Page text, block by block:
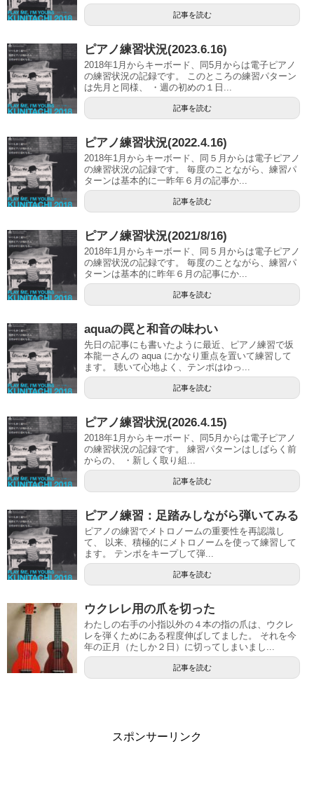
記事を読む
ピアノ練習状況(2023.6.16)
2018年1月からキーボード、同5月からは電子ピアノ
の練習状況の記録です。 このところの練習パターン
は先月と同様、 ・週の初めの１日...
記事を読む
ピアノ練習状況(2022.4.16)
2018年1月からキーボード、同５月からは電子ピアノ
の練習状況の記録です。 毎度のことながら、練習パ
ターンは基本的に一昨年６月の記事か...
記事を読む
ピアノ練習状況(2021/8/16)
2018年1月からキーボード、同５月からは電子ピアノ
の練習状況の記録です。 毎度のことながら、練習パ
ターンは基本的に昨年６月の記事にか...
記事を読む
aquaの罠と和音の味わい
先日の記事にも書いたように最近、ピアノ練習で坂
本龍一さんの aqua にかなり重点を置いて練習して
ます。 聴いて心地よく、テンポはゆっ...
記事を読む
ピアノ練習状況(2026.4.15)
2018年1月からキーボード、同5月からは電子ピアノ
の練習状況の記録です。 練習パターンはしばらく前
からの、 ・新しく取り組...
記事を読む
ピアノ練習：足踏みしながら弾いてみる
ピアノの練習でメトロノームの重要性を再認識し
て、 以来、積極的にメトロノームを使って練習して
ます。 テンポをキープして弾...
記事を読む
ウクレレ用の爪を切った
わたしの右手の小指以外の４本の指の爪は、ウクレ
レを弾くためにある程度伸ばしてました。 それを今
年の正月（たしか２日）に切ってしまいまし...
記事を読む
スポンサーリンク